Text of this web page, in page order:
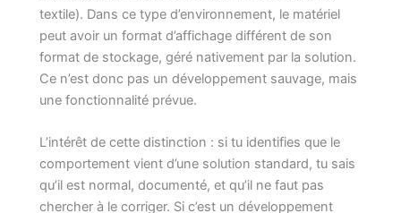
textile). Dans ce type d’environnement, le matériel
peut avoir un format d’affichage différent de son
format de stockage, géré nativement par la solution.
Ce n’est donc pas un développement sauvage, mais
une fonctionnalité prévue.
L’intérêt de cette distinction : si tu identifies que le
comportement vient d’une solution standard, tu sais
qu’il est normal, documenté, et qu’il ne faut pas
chercher à le corriger. Si c’est un développement